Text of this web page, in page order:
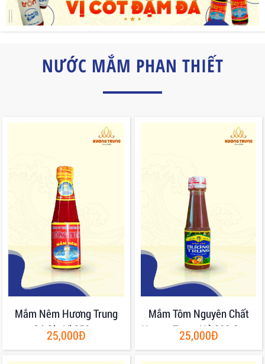
NƯỚC MẮM PHAN THIẾT
Mắm Nêm Hương Trung
Có Gia Vị 250gr
25,000Đ
Mắm Tôm Nguyên Chất
Hương Trung Hủ 200 Gram
25,000Đ